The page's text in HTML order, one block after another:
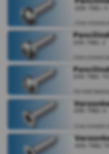
DIN
7981
Z
DIN
7981
TX
DIN